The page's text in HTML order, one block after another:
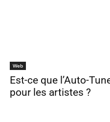
Web
Est-ce que l’Auto-
pour les artistes ?